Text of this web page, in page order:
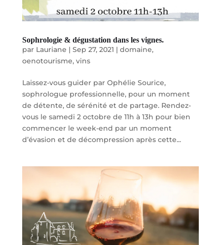
Sophrologie & dégustation dans les vignes.
par Lauriane | Sep 27, 2021 | domaine,
oenotourisme, vins
Laissez-vous guider par Ophélie Sourice,
sophrologue professionnelle, pour un moment
de détente, de sérénité et de partage. Rendez-
vous le samedi 2 octobre de 11h à 13h pour bien
commencer le week-end par un moment
d’évasion et de décompression après cette...